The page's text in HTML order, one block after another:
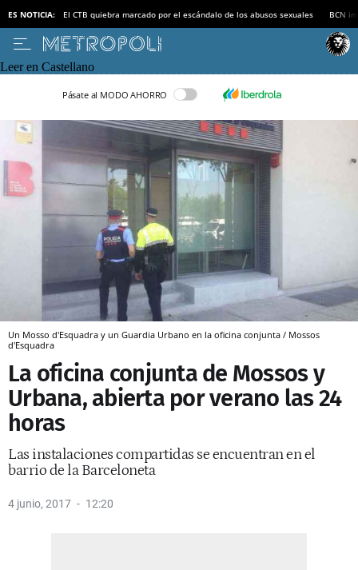
ES NOTICIA: El CTB quiebra marcado por el escándalo de los abusos sexuales BCN
Leer en Castellano
Pásate al MODO AHORRO
Un Mosso d'Esquadra y un Guardia Urbano en la oficina conjunta / Mossos
d'Esquadra
La oficina conjunta de Mossos y
Urbana, abierta por verano las 24
horas
Las instalaciones compartidas se encuentran en el
barrio de la Barceloneta
4 junio, 2017 12:20